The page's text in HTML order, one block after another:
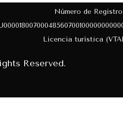
Número de
Licencia turística
Reserved.